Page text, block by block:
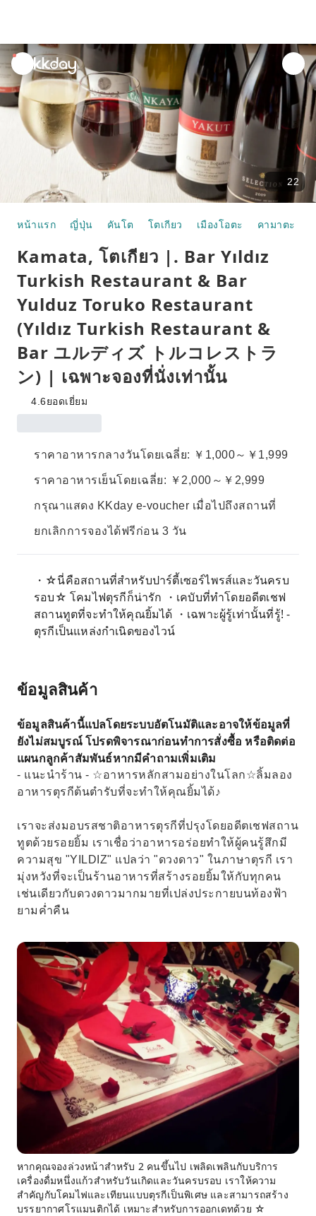
unread
notifications
22
หน้าแรก ญี่ปุ่น คันโต โตเกียว เมืองโอตะ คามาตะ
Kamata, โตเกียว |. Bar Yıldız
Turkish Restaurant & Bar
Yulduz Toruko Restaurant
(Yıldız Turkish Restaurant &
Bar ユルディズ トルコレストラ
ン) | เฉพาะจองที่นั่งเท่านั้น
4.6ยอดเยี่ยม
ราคาอาหารกลางวันโดยเฉลี่ย: ￥1,000～￥1,999
ราคาอาหารเย็นโดยเฉลี่ย: ￥2,000～￥2,999
กรุณาแสดง KKday e-voucher เมื่อไปถึงสถานที่
ยกเลิกการจองได้ฟรีก่อน 3 วัน
・☆นี่คือสถานที่สำหรับปาร์ตี้เซอร์ไพรส์และวันครบ
รอบ☆ โคมไฟตุรกีก็น่ารัก ・เคบับที่ทำโดยอดีตเชฟ
สถานทูตที่จะทำให้คุณยิ้มได้ ・เฉพาะผู้รู้เท่านั้นที่รู้! -
ตุรกีเป็นแหล่งกำเนิดของไวน์
ข้อมูลสินค้า
ข้อมูลสินค้านี้แปลโดยระบบอัตโนมัติและอาจให้ข้อมูลที่
ยังไม่สมบูรณ์ โปรดพิจารณาก่อนทำการสั่งซื้อ หรือติดต่อ
แผนกลูกค้าสัมพันธ์หากมีคำถามเพิ่มเติม
- แนะนำร้าน - ☆อาหารหลักสามอย่างในโลก☆ลิ้มลอง
อาหารตุรกีต้นตำรับที่จะทำให้คุณยิ้มได้♪
เราจะส่งมอบรสชาติอาหารตุรกีที่ปรุงโดยอดีตเชฟสถาน
ทูตด้วยรอยยิ้ม เราเชื่อว่าอาหารอร่อยทำให้ผู้คนรู้สึกมี
ความสุข "YILDIZ" แปลว่า "ดวงดาว" ในภาษาตุรกี เรา
มุ่งหวังที่จะเป็นร้านอาหารที่สร้างรอยยิ้มให้กับทุกคน
เช่นเดียวกับดวงดาวมากมายที่เปล่งประกายบนท้องฟ้า
ยามค่ำคืน
หากคุณจองล่วงหน้าสำหรับ 2 คนขึ้นไป เพลิดเพลินกับบริการ
เครื่องดื่มหนึ่งแก้วสำหรับวันเกิดและวันครบรอบ เราให้ความ
สำคัญกับโคมไฟและเทียนแบบตุรกีเป็นพิเศษ และสามารถสร้าง
บรรยากาศโรแมนติกได้ เหมาะสำหรับการออกเดทด้วย ☆